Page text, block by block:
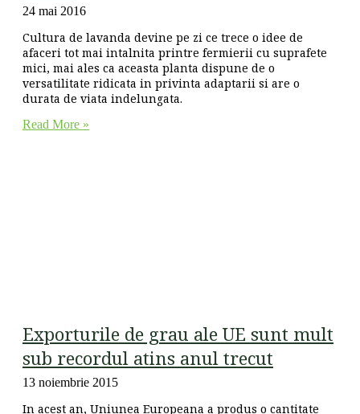
24 mai 2016
Cultura de lavanda devine pe zi ce trece o idee de
afaceri tot mai intalnita printre fermierii cu suprafete
mici, mai ales ca aceasta planta dispune de o
versatilitate ridicata in privinta adaptarii si are o
durata de viata indelungata.
Read More »
Exporturile de grau ale UE sunt mult
sub recordul atins anul trecut
13 noiembrie 2015
In acest an, Uniunea Europeana a produs o cantitate